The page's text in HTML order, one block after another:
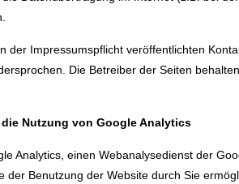
der Impressumspflicht veröffentlichten
Die Betreiber der Seiten
Nutzung von Google Analytics
Analytics, einen Webanalysedienst der
der Benutzung der Website durch Sie